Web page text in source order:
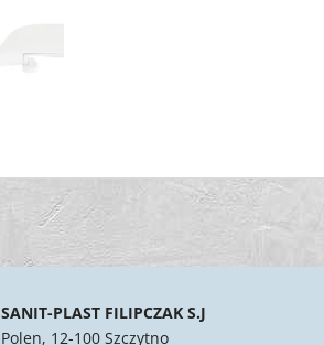
SANIT-PLAST FILIPCZAK S.J
Polen, 12-100 Szczytno